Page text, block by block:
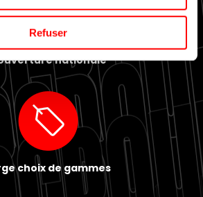
Refuser
nationale
choix de gammes